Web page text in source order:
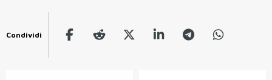
Condividi